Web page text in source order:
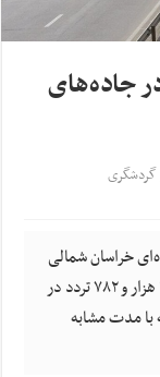
در جاده‌های
گردشگری
خراسان شمالی
گفت: «در تعطیلات نوروزی امسال، ۲میلیون و ۲۰۹ هزار و ۷۸۲ تردد در
با مدت مشابه